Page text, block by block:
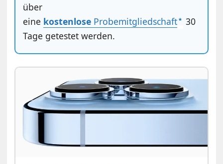
über
eine kostenlose Probemitgliedschaft
30
Tage getestet werden.